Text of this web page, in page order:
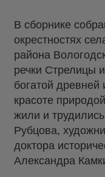
В сборнике
окрестностях
района
речки Стрелицы
богатой древней
красоте
жили и
Рубцова,
доктора
Александра